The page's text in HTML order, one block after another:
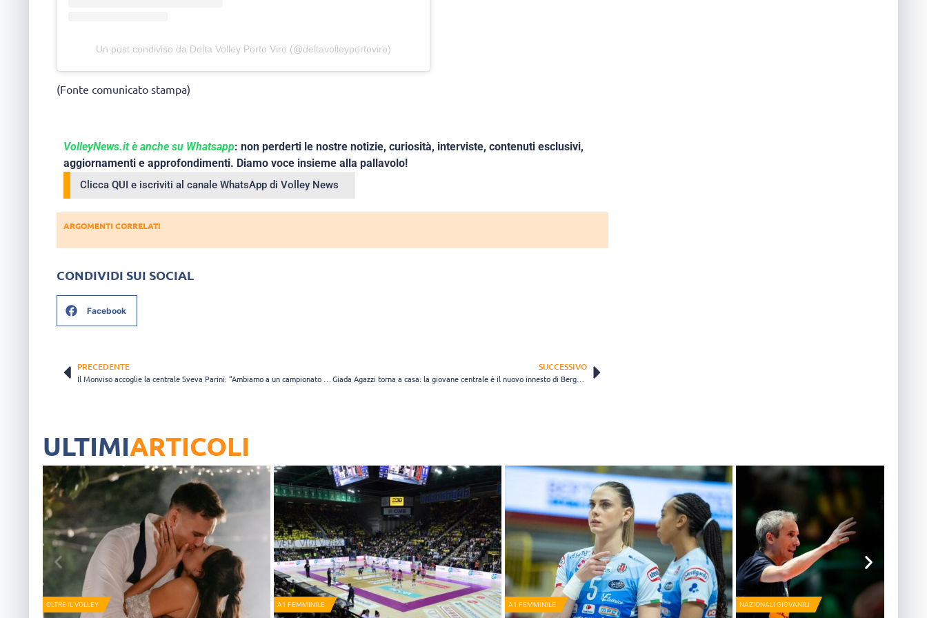
Un post condiviso da Delta Volley Porto Viro (@deltavolleyportoviro)
(Fonte comunicato stampa)
VolleyNews.it è anche su Whatsapp: non perderti le nostre notizie, curiosità, interviste, contenuti esclusivi,
aggiornamenti e approfondimenti. Diamo voce insieme alla pallavolo!
Clicca QUI e iscriviti al canale WhatsApp di Volley News
ARGOMENTI CORRELATI
CONDIVIDI SUI SOCIAL
Facebook
PRECEDENTE
Il Monviso accoglie la centrale Sveva Parini: “Ambiamo a un campionato di vertice”
SUCCESSIVO
Giada Agazzi torna a casa: la giovane centrale è il nuovo innesto di Bergamo
ULTIMIARTICOLI
OLTRE IL VOLLEY A1 FEMMINILE A1 FEMMINILE NAZIONALI GIOVANILI